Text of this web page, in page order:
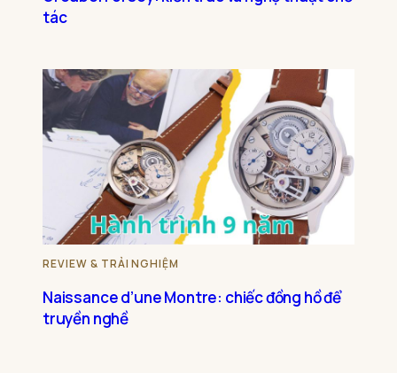
tác
REVIEW & TRẢI NGHIỆM
Naissance d’une Montre: chiếc đồng hồ để
truyền nghề